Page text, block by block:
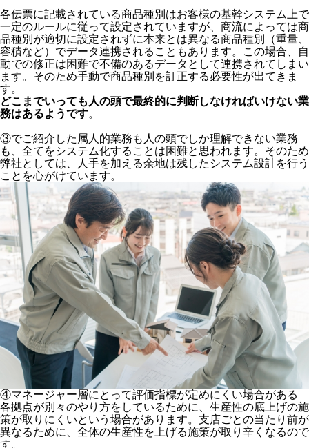
各伝票に記載されている商品種別はお客様の基幹システム上で
一定のルールに従って設定されていますが、商流によっては商
品種別が適切に設定されずに本来とは異なる商品種別（重量、
容積など）でデータ連携されることもあります。この場合、自
動での修正は困難で不備のあるデータとして連携されてしまい
ます。そのため手動で商品種別を訂正する必要性が出てきま
す。
どこまでいっても人の頭で最終的に判断しなければいけない業
務はあるようです。
③でご紹介した属人的業務も人の頭でしか理解できない業務
も、全てをシステム化することは困難と思われます。そのため
弊社としては、人手を加える余地は残したシステム設計を行う
ことを心がけています。
④マネージャー層にとって評価指標が定めにくい場合がある
各拠点が別々のやり方をしているために、生産性の底上げの施
策が取りにくいという場合があります。支店ごとの当たり前が
異なるために、全体の生産性を上げる施策が取り辛くなるので
す。